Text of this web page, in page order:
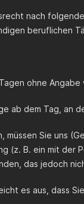
nach
beruflichen
ohne
ab dem Tag, an
müssen Sie uns
(z. B. ein mit der
das jedoch
es aus, dass